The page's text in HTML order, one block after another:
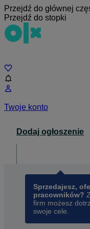
Przejdź do głównej
Przejdź do stopki
Twoje konto
Dodaj ogłoszenie
Sprzedajesz,
pracowników?
firm możesz
swoje cele.